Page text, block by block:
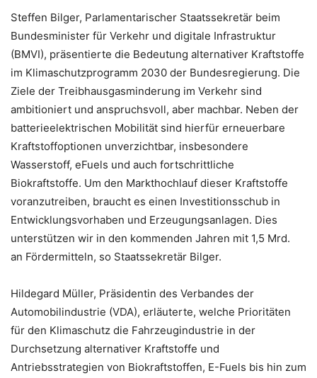
Steffen Bilger, Parlamentarischer Staatssekretär beim
Bundesminister für Verkehr und digitale Infrastruktur
(BMVI), präsentierte die Bedeutung alternativer Kraftstoffe
im Klimaschutzprogramm 2030 der Bundesregierung. Die
Ziele der Treibhausgasminderung im Verkehr sind
ambitioniert und anspruchsvoll, aber machbar. Neben der
batterieelektrischen Mobilität sind hierfür erneuerbare
Kraftstoffoptionen unverzichtbar, insbesondere
Wasserstoff, eFuels und auch fortschrittliche
Biokraftstoffe. Um den Markthochlauf dieser Kraftstoffe
voranzutreiben, braucht es einen Investitionsschub in
Entwicklungsvorhaben und Erzeugungsanlagen. Dies
unterstützen wir in den kommenden Jahren mit 1,5 Mrd. 
an Fördermitteln, so Staatssekretär Bilger.
Hildegard Müller, Präsidentin des Verbandes der
Automobilindustrie (VDA), erläuterte, welche Prioritäten
für den Klimaschutz die Fahrzeugindustrie in der
Durchsetzung alternativer Kraftstoffe und
Antriebsstrategien von Biokraftstoffen, E-Fuels bis hin zum